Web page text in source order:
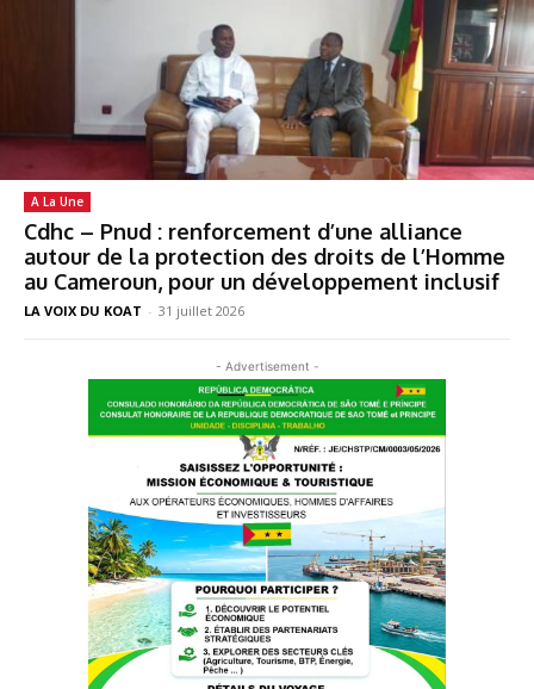
A La Une
Cdhc – Pnud : renforcement d’une alliance
autour de la protection des droits de l’Homme
au Cameroun, pour un développement inclusif
LA VOIX DU KOAT - 31 juillet 2026
- Advertisement -